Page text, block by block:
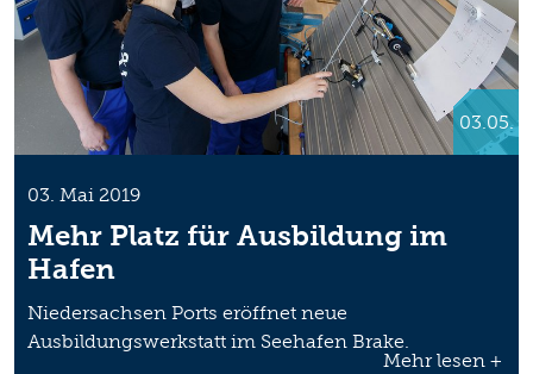
03.05.
03. Mai 2019
Mehr Platz für Ausbildung im
Hafen
Niedersachsen Ports eröffnet neue
Ausbildungswerkstatt im Seehafen Brake.
Mehr lesen +